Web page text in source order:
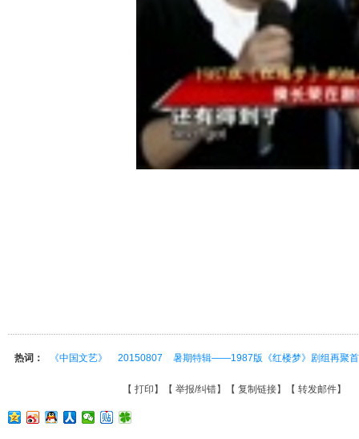
热词： 《中国文艺》 20150807 暑期特辑——1987版《红楼梦》剧组再聚
【 打印 】【 举报/纠错】【 复制链接】【 转发邮件】